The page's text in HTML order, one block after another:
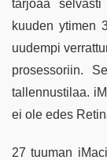
tarjoaa
kuuden ytimen
uudempi
prosessoriin.
tallennustilaa.
ei ole edes
27 tuuman